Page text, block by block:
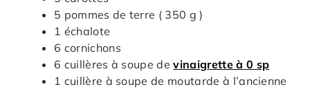
5 pommes de terre ( 350 g )
1 échalote
6 cornichons
6 cuillères à soupe devinaigrette à 0 sp
1 cuillère à soupe de moutarde à l’ancienne